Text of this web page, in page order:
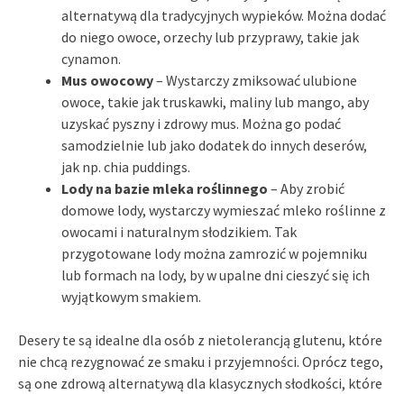
alternatywą dla tradycyjnych wypieków. Można dodać
do niego owoce, orzechy lub przyprawy, takie jak
cynamon.
Mus owocowy– Wystarczy zmiksować ulubione
owoce, takie jak truskawki, maliny lub mango, aby
uzyskać pyszny i zdrowy mus. Można go podać
samodzielnie lub jako dodatek do innych deserów,
jak np. chia puddings.
Lody na bazie mleka roślinnego – Aby zrobić
domowe lody, wystarczy wymieszać mleko roślinne z
owocami i naturalnym słodzikiem. Tak
przygotowane lody można zamrozić w pojemniku
lub formach na lody, by w upalne dni cieszyć się ich
wyjątkowym smakiem.
Desery te są idealne dla osób z nietolerancją glutenu, które
nie chcą rezygnować ze smaku i przyjemności. Oprócz tego,
są one zdrową alternatywą dla klasycznych słodkości, które